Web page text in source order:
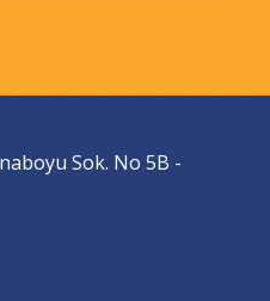
Sok. No 5B -